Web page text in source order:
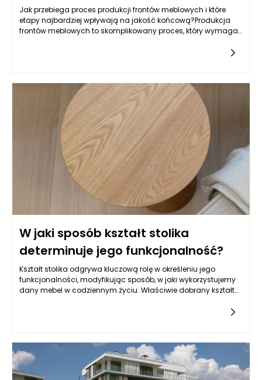
Jak przebiega proces produkcji frontów meblowych i które
etapy najbardziej wpływają na jakość końcową?Produkcja
frontów meblowych to skomplikowany proces, który wymaga
W jaki sposób kształt stolika
determinuje jego funkcjonalność?
Kształt stolika odgrywa kluczową rolę w określeniu jego
funkcjonalności, modyfikując sposób, w jaki wykorzystujemy
dany mebel w codziennym życiu. Właściwie dobrany kształt
tylko estetyką, ale również sposobem, w jaki można je
wykorzystywać. Dobór odpowiedniego kształtu jest więc nie
tylko kwestią gustu, ale także funkcjonalności.